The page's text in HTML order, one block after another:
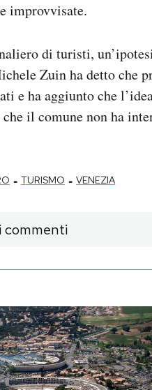
improvvisate.
di turisti,
Zuin ha detto che
e ha aggiunto che
il comune non ha
- TURISMO - VENEZIA
commenti